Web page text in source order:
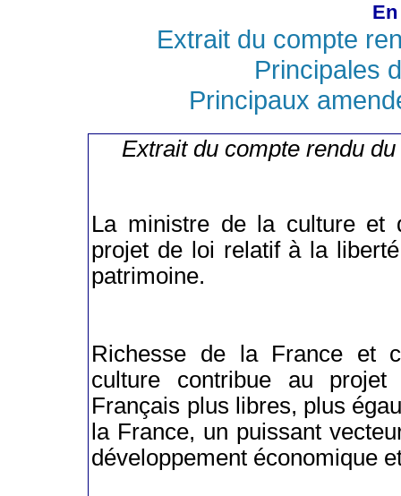
Extrait du compte
Principales
Principaux
Extrait du compte rendu
La ministre de la culture et
projet de loi relatif à la
patrimoine.
Richesse de la France et
culture contribue au
Français plus libres, plus
la France, un puissant
développement économique